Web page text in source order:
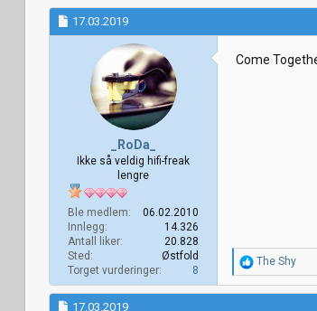
a
r
a
o
17.03.2019
_RoDa_
Ikke så veldig hifi-freak
lengre
Ble medlem
06.02.2010
Innlegg
14.326
Antall liker
20.828
Sted
Østfold
Torget vurderinger
8
Come
R
e
a
The Shy
17.03.2019